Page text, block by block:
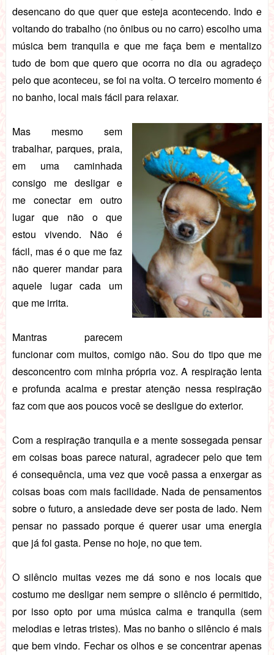
desencano do que quer que esteja acontecendo. Indo e
voltando do trabalho (no ônibus ou no carro) escolho uma
música bem tranquila e que me faça bem e mentalizo
tudo de bom que quero que ocorra no dia ou agradeço
pelo que aconteceu, se foi na volta. O terceiro momento é
no banho, local mais fácil para relaxar.
Mas mesmo sem
trabalhar, parques, praia,
em uma caminhada
consigo me desligar e
me conectar em outro
lugar que não o que
estou vivendo. Não é
fácil, mas é o que me faz
não querer mandar para
aquele lugar cada um
que me irrita.
Mantras parecem
funcionar com muitos, comigo não. Sou do tipo que me
desconcentro com minha própria voz. A respiração lenta
e profunda acalma e prestar atenção nessa respiração
faz com que aos poucos você se desligue do exterior.
Com a respiração tranquila e a mente sossegada pensar
em coisas boas parece natural, agradecer pelo que tem
é consequência, uma vez que você passa a enxergar as
coisas boas com mais facilidade. Nada de pensamentos
sobre o futuro, a ansiedade deve ser posta de lado. Nem
pensar no passado porque é querer usar uma energia
que já foi gasta. Pense no hoje, no que tem.
O silêncio muitas vezes me dá sono e nos locais que
costumo me desligar nem sempre o silêncio é permitido,
por isso opto por uma música calma e tranquila (sem
melodias e letras tristes). Mas no banho o silêncio é mais
que bem vindo. Fechar os olhos e se concentrar apenas